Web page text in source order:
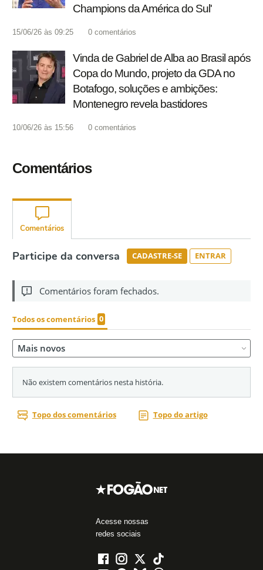
Champions da América do Sul'
15/06/26 às 09:25 0 comentários
Vinda de Gabriel de Alba ao Brasil após
Copa do Mundo, projeto da GDA no
Botafogo, soluções e ambições:
Montenegro revela bastidores
10/06/26 às 15:56 0 comentários
Comentários
Acesse nossas
redes sociais